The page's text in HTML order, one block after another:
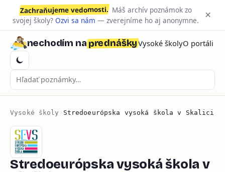
Zachraňujeme vedomosti. Máš archív poznámok zo
svojej školy? Ozvi sa nám — zverejníme ho aj anonymne. ×
nechodím naprednáškyVysoké školyO portáli
Vysoké školy › Stredoeurópska vysoká škola v Skalici
Stredoeurópska vysoká škola v